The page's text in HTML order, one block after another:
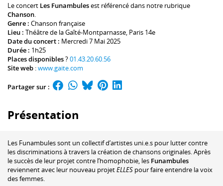
Le concert Les Funambulesest référencé dans notre rubrique
Chanson.
Genre : Chanson française
Lieu : Théâtre de la Gaîté-Montparnasse, Paris 14e
Date du concert : Mercredi 7 Mai 2025
Durée : 1h25
Places disponibles?01.43.20.60.56
Site web :www.gaite.com
Partager sur :
Présentation
Les Funambules sont un collectif d’artistes uni.e.s pour lutter contre
les discriminations à travers la création de chansons originales. Après
le succès de leur projet contre l’homophobie, les Funambules
reviennent avec leur nouveau projetELLES pour faire entendre la voix
des femmes.